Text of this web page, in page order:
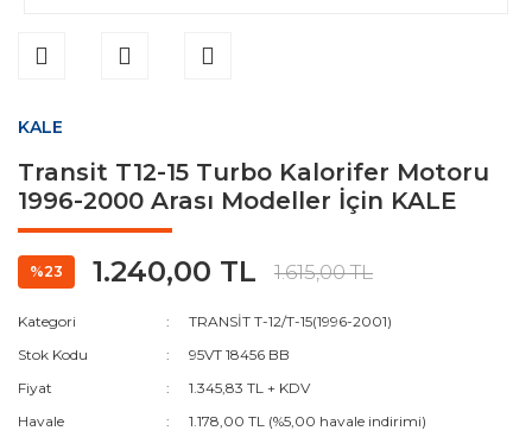
KALE
Transit T12-15 Turbo Kalorifer Motoru
1996-2000 Arası Modeller İçin KALE
%23 1.240,00 TL 1.615,00 TL
Kategori
TRANSİT T-12/T-15(1996-2001)
Stok Kodu
95VT 18456 BB
Fiyat
1.345,83 TL + KDV
Havale
1.178,00 TL (%5,00 havale indirimi)